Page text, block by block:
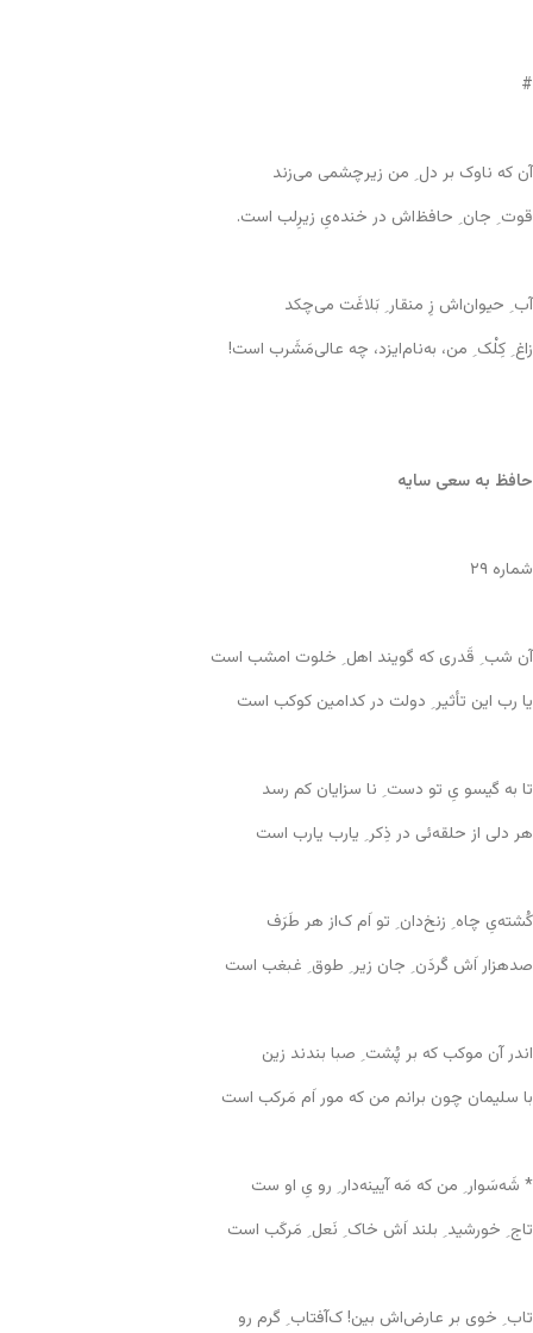
#
آن که ناوک بر دل ِ من زیر‌چشمی می‌زند
قوت ِ جان ِ حافظ‌اش در خنده‌یِ زیرِلب است.
آب ِ حیوان‌اش زِ منقار ِ بَلاغَت می‌چکد
زاغ ِ کِلْک ِ من، به‌نام‌ایزد، چه عالی‌مَشَرب است!
حافظ به سعی سایه
شماره ۲۹
آن شب ِ قَدری که گویند اهل ِ خلوت امشب است
یا رب این تأثیر ِ دولت در کدامین کوکب است
تا به گیسو یِ تو دست ِ نا سزایان کم رسد
هر دلی از حلقه‌ئی در ذِکر ِ یارب یارب است
کُشته‌یِ چاه ِ زنخ‌دان ِ تو اَم ک‌از هر طَرَف
صدهزار اَش گَردَن ِ جان زیر ِ طوق ِ غبغب است
اندر آن موکب که بر پُشت ِ صبا بندند زین
با سلیمان چون برانم من که مور اَم مَرکب است
* شَه‌سَوار ِ من که مَه آیینه‌دار ِ رو یِ او ست
تاج ِ خورشید ِ بلند اَش خاک ِ نَعل ِ مَرکَب است
تاب ِ خوی بر عارض‌اش بین! ک‌آفتاب ِ گرم رو